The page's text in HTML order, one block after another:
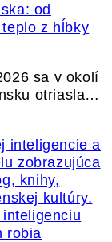
od
z hĺbky
sa v okolí
otriasla…
robia